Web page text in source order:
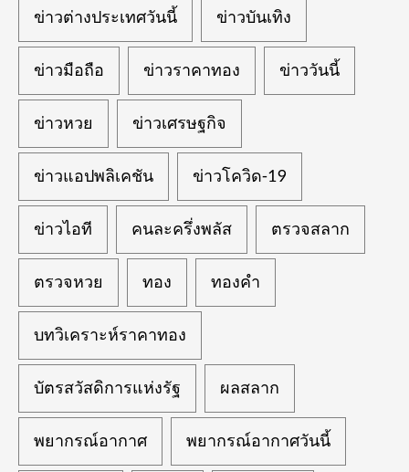
ข่าวต่างประเทศวันนี้ ข่าวบันเทิง
ข่าวมือถือ ข่าวราคาทอง ข่าววันนี้
ข่าวหวย ข่าวเศรษฐกิจ
ข่าวแอปพลิเคชัน ข่าวโควิด-19
ข่าวไอที คนละครึ่งพลัส ตรวจสลาก
ตรวจหวย ทอง ทองคำ
บทวิเคราะห์ราคาทอง
บัตรสวัสดิการแห่งรัฐ ผลสลาก
พยากรณ์อากาศ พยากรณ์อากาศวันนี้